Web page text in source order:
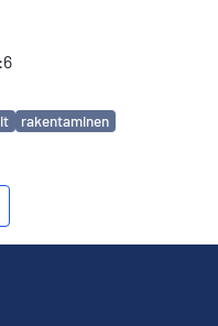
rakentaminen